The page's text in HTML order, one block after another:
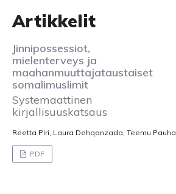
Artikkelit
Jinnipossessiot,
mielenterveys ja
maahanmuuttajataustaiset
somalimuslimit
Systemaattinen
kirjallisuuskatsaus
Reetta Piri, Laura Dehqanzada, Teemu Pauha
PDF